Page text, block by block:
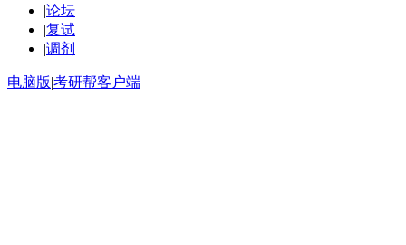
|论坛
|复试
|调剂
电脑版|考研帮客户端